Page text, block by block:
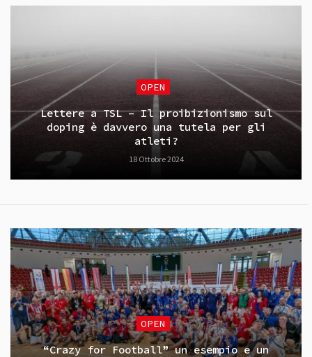
OPEN
Lettere a TSL – Il proibizionismo sul
doping è davvero una tutela per gli
atleti?
18 Ottobre 2024
OPEN
“Crazy for Football” un esempio e un